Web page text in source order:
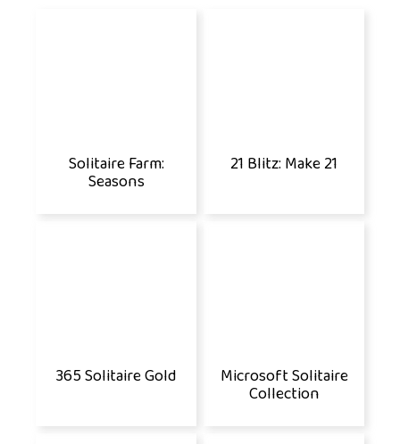
Solitaire Farm:
Seasons
21 Blitz: Make 21
365 Solitaire Gold Microsoft Solitaire
Collection